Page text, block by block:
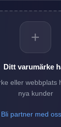
+
Ditt varumärke
eller webbplats
nya kunder
Bli partner med